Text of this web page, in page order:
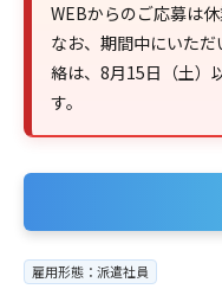
WEBからのご応募は
なお、期間中にいた
絡は、8月15日（土）
す。
雇用形態：派遣社員